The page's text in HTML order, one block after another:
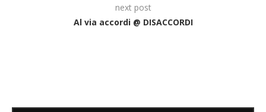
next post
Al via accordi @ DISACCORDI